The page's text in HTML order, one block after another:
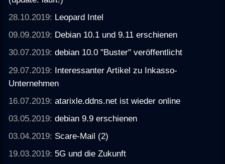
28.10.2019: Leopard Intel
09.09.2019: Debian 10.1 und 9.11 erschienen
30.07.2019:debian 10.0 "Buster" veröffentlicht
29.07.2019: Interessanter Artikel zu Inkasso-
Unternehmen
16.07.2019:atarixle.ddns.net ist wieder online
03.05.2019:debian 9.9 erschienen
03.04.2019: Scare-Mail (2)
19.03.2019: 5G und die Zukunft